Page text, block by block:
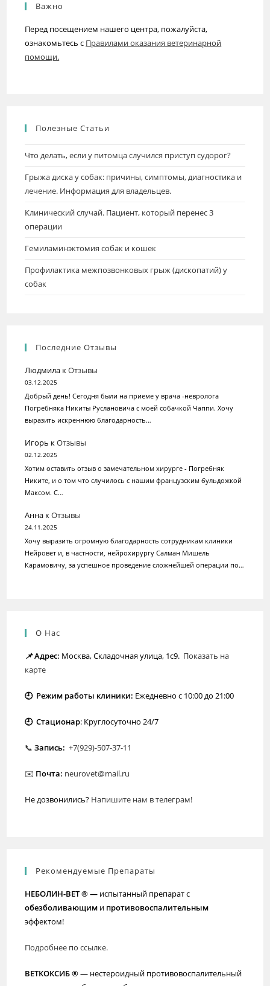
Важно
Перед посещением нашего центра, пожалуйста,
ознакомьтесь с Правилами оказания ветеринарной
помощи.
Полезные Статьи
Что делать, если у питомца случился приступ судорог?
Грыжа диска у собак: причины, симптомы, диагностика и
лечение. Информация для владельцев.
Клинический случай. Пациент, который перенес 3
операции
Гемиламинэктомия собак и кошек
Профилактика межпозвонковых грыж (дископатий) у
собак
Последние Отзывы
Людмила кОтзывы
03.12.2025
Добрый день! Сегодня были на приеме у врача -невролога
Погребняка Никиты Руслановича c моей собачкой Чаппи. Хочу
выразить искреннюю благодарность…
Игорь кОтзывы
02.12.2025
Хотим оставить отзыв о замечательном хирурге - Погребняк
Никите, и о том что случилось с нашим французским бульдожкой
Максом. С…
Анна кОтзывы
24.11.2025
Хочу выразить огромную благодарность сотрудникам клиники
Нейровет и, в частности, нейрохирургу Салман Мишель
Карамовичу, за успешное проведение сложнейшей операции по…
О Нас
📌Адрес: Москва, Складочная улица, 1с9. Показать на
карте
🕘 Режим работы клиники: Ежедневно с 10:00 до 21:00
🕘 Стационар: Круглосуточно 24/7
📞 Запись: +7(929)-507-37-11
✉️ Почта: neurovet@mail.ru
Не дозвонились? Напишите нам в телеграм!
Рекомендуемые Препараты
НЕБОЛИН-ВЕТ ® — испытанный препарат с
обезболивающим и противовоспалительным
эффектом!
Подробнее по ссылке.
ВЕТКОКСИБ ® — нестероидный противовоспалительный